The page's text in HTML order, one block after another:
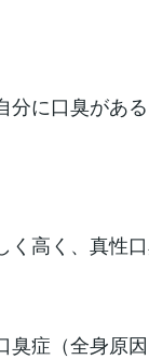
に口臭があ
く高く、真性
臭症（全身原